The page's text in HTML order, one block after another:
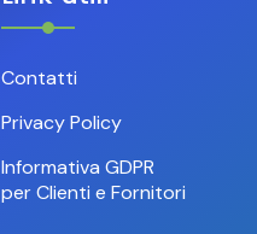
Contatti
Privacy Policy
Informativa GDPR
per Clienti e Fornitori